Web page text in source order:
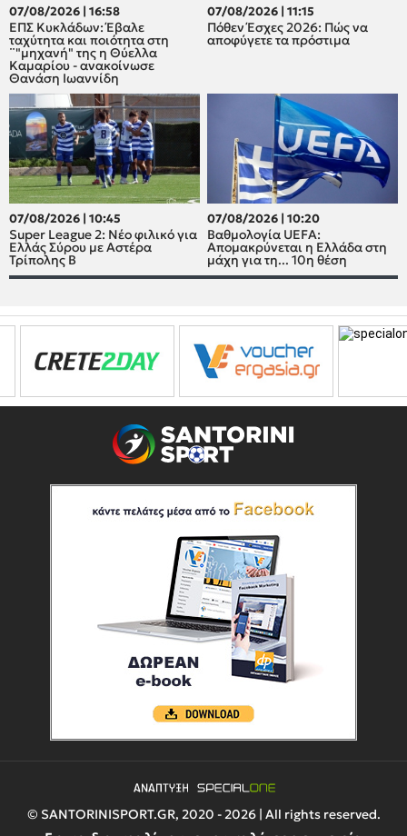
07/08/2026 | 16:58
ΕΠΣ Κυκλάδων: Έβαλε
ταχύτητα και ποιότητα στη
¨"μηχανή" της η Θύελλα
Καμαρίου - ανακοίνωσε
Θανάση Ιωαννίδη
07/08/2026 | 11:15
Πόθεν Έσχες 2026: Πώς να
αποφύγετε τα πρόστιμα
07/08/2026 | 10:45
Super League 2: Νέο φιλικό για
Ελλάς Σύρου με Αστέρα
Τρίπολης Β
07/08/2026 | 10:20
Βαθμολογία UEFA:
Απομακρύνεται η Ελλάδα στη
μάχη για τη... 10η θέση
© SANTORINISPORT.GR, 2020 - 2026 | All rights reserved.